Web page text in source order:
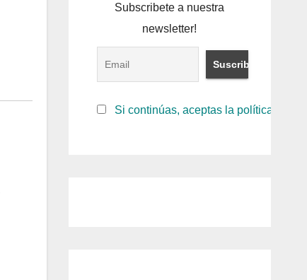
Subscribete a nuestra
newsletter!
Si continúas, aceptas la política de